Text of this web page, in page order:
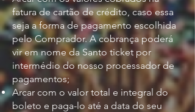
fatura de cartão de crédito, caso essa
seja a forma de pagamento escolhida
pelo Comprador. A cobrança poderá
vir em nome da Santo ticket por
intermédio do nosso processador de
pagamentos;
Arcar com o valor total e integral do
boleto e paga-lo até a data do seu